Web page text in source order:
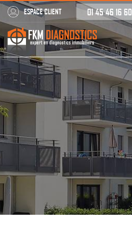
ESPACE CLIENT 01 45 46 16 60